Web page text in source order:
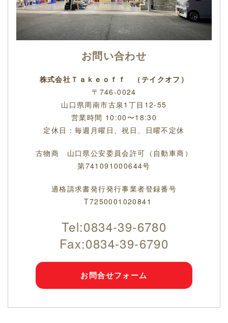
お問い合わせ
株式会社Ｔａｋｅｏｆｆ （テイクオフ）
〒746-0024
山口県周南市古泉1丁目12-55
営業時間 10:00〜18:30
定休日：毎週月曜日、祝日、日曜不定休
古物商 山口県公安委員会許可（自動車商）
第741091000644号
適格請求書発行発行事業者登録番号
T7250001020841
Tel:0834-39-6780
Fax:0834-39-6790
お問合せフォーム